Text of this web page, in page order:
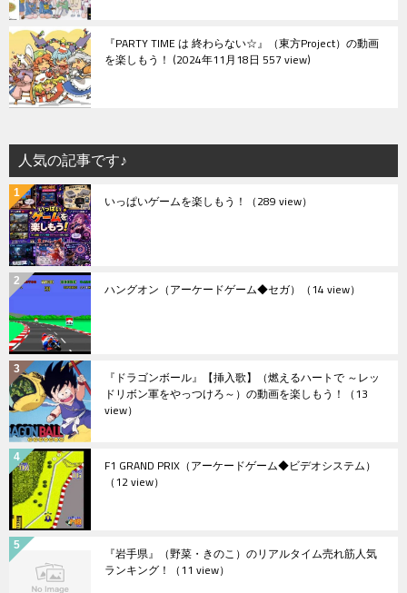
『PARTY TIME は 終わらない☆』（東方Project）の動画
を楽しもう！ 2024年11月18日 557 view
人気の記事です♪
いっぱいゲームを楽しもう！ （289 view）
ハングオン（アーケードゲーム◆セガ） （14 view）
『ドラゴンボール』【挿入歌】（燃えるハートで ～レッ
ドリボン軍をやっつけろ～）の動画を楽しもう！ （13
view）
F1 GRAND PRIX（アーケードゲーム◆ビデオシステム）
（12 view）
『岩手県』（野菜・きのこ）のリアルタイム売れ筋人気
ランキング！ （11 view）